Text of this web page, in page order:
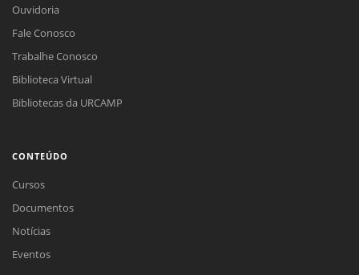
Ouvidoria
Fale Conosco
Trabalhe Conosco
Biblioteca Virtual
Bibliotecas da URCAMP
CONTEÚDO
Cursos
Documentos
Notícias
Eventos